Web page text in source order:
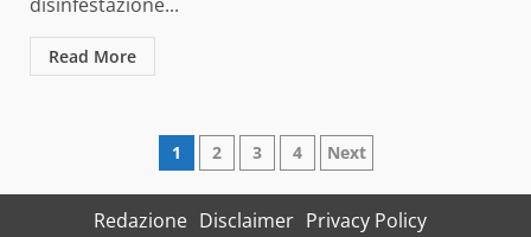
disinfestazione...
Read More
Paginazione
degli
1 2 3 4 Next
Redazione Disclaimer Privacy Policy